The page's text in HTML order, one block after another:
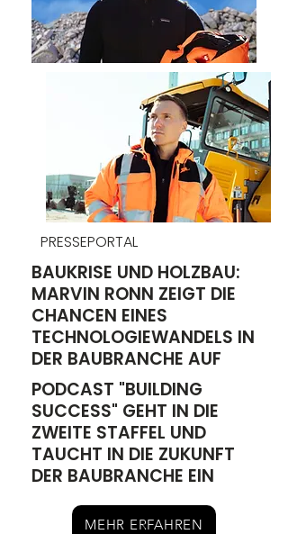
PRESSEPORTAL
BAUKRISE UND HOLZBAU:
MARVIN RONN ZEIGT DIE
CHANCEN EINES
TECHNOLOGIEWANDELS IN
DER BAUBRANCHE AUF
PODCAST "BUILDING
SUCCESS" GEHT IN DIE
ZWEITE STAFFEL UND
TAUCHT IN DIE ZUKUNFT
DER BAUBRANCHE EIN
MEHR ERFAHREN